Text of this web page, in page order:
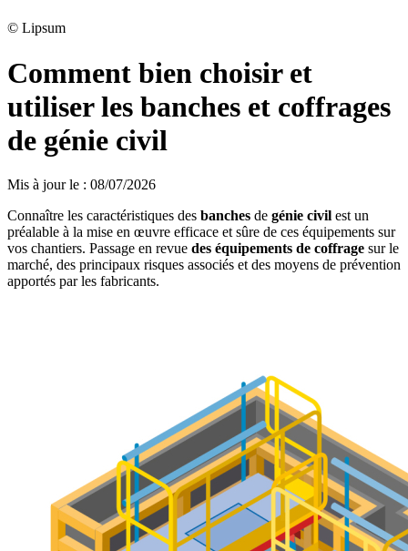
© Lipsum
Comment bien choisir et
utiliser les banches et coffrages
de génie civil
Mis à jour le : 08/07/2026
Connaître les caractéristiques des banches de génie civil est un
préalable à la mise en œuvre efficace et sûre de ces équipements sur
vos chantiers. Passage en revue des équipements de coffrage sur le
marché, des principaux risques associés et des moyens de prévention
apportés par les fabricants.